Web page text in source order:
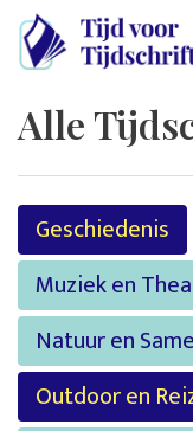
Alle
Geschiedenis
Muziek en
Natuur en
Outdoor en